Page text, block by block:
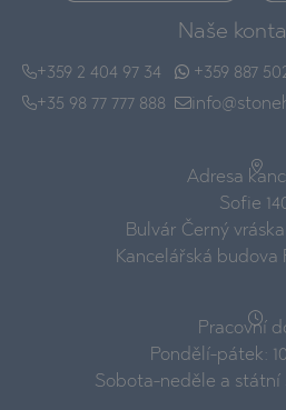
Naše
+359 2 404 97 34
+35 98 77 777 888
+359 887
Adresa
Sofie
Bulvár Černý vráska
Kancelářská budova
Pracovní
Pondělí-pátek:
Sobota-neděle a státní